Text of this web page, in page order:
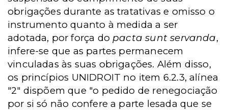
obrigações durante as tratativas e omisso o
instrumento quanto à medida a ser
adotada, por força do pacta sunt servanda,
infere-se que as partes permanecem
vinculadas às suas obrigações. Além disso,
os princípios UNIDROIT no item 6.2.3, alínea
"2" dispõem que "o pedido de renegociação
por si só não confere a parte lesada que se